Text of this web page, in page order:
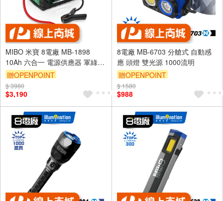
MIBO 米寶 8電廠 MB-1898
10Ah 六合一 電源供應器 軍綠增
強款 原廠公司貨 救車 110V 打
氣
贈OPENPOINT
$ 3980
$3,190
8電廠 MB-6703 分艙式 自動感
應 頭燈 雙光源 1000流明
贈OPENPOINT
$ 1580
$988